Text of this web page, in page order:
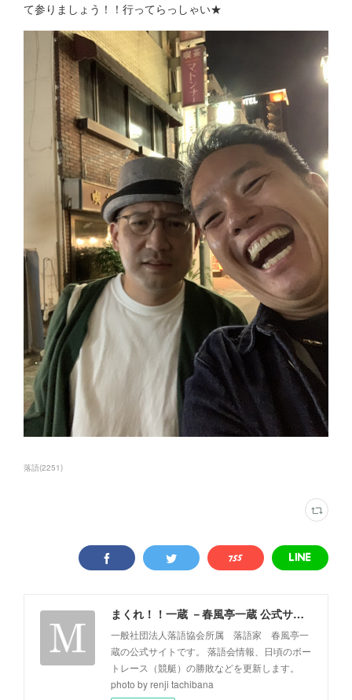
て参りましょう！！行ってらっしゃい★
落語(2251)
まくれ！！一蔵 －春風亭一蔵 公式サイト－
一般社団法人落語協会所属 落語家 春風亭一
蔵の公式サイトです。 落語会情報、日頃のボー
トレース（競艇）の勝敗などを更新します。
photo by renji tachibana